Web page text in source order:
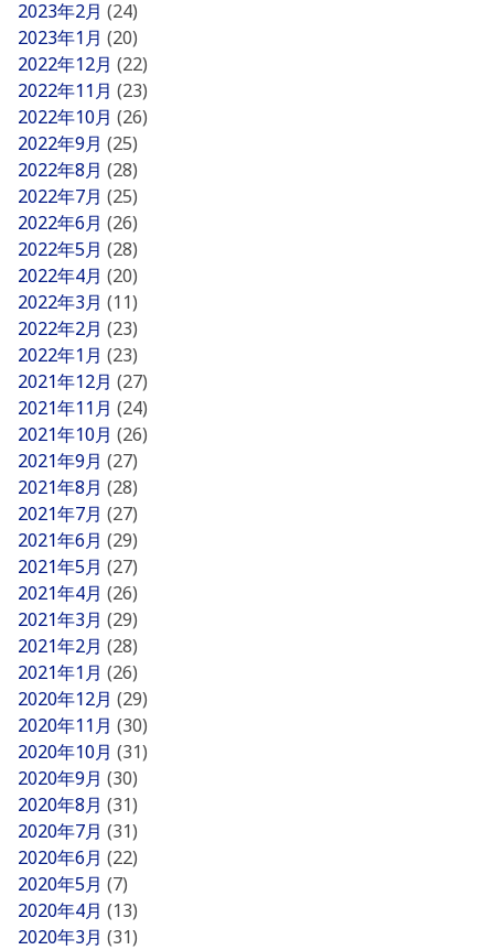
2023年2月 (24)
2023年1月 (20)
2022年12月 (22)
2022年11月 (23)
2022年10月 (26)
2022年9月 (25)
2022年8月 (28)
2022年7月 (25)
2022年6月 (26)
2022年5月 (28)
2022年4月 (20)
2022年3月 (11)
2022年2月 (23)
2022年1月 (23)
2021年12月 (27)
2021年11月 (24)
2021年10月 (26)
2021年9月 (27)
2021年8月 (28)
2021年7月 (27)
2021年6月 (29)
2021年5月 (27)
2021年4月 (26)
2021年3月 (29)
2021年2月 (28)
2021年1月 (26)
2020年12月 (29)
2020年11月 (30)
2020年10月 (31)
2020年9月 (30)
2020年8月 (31)
2020年7月 (31)
2020年6月 (22)
2020年5月 (7)
2020年4月 (13)
2020年3月 (31)